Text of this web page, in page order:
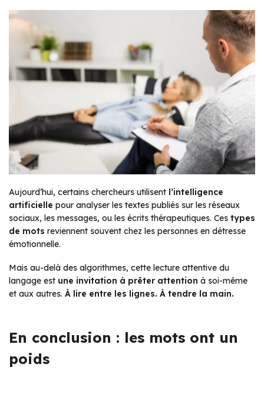
Aujourd’hui, certains chercheurs utilisent l’intelligence
artificielle pour analyser les textes publiés sur les réseaux
sociaux, les messages, ou les écrits thérapeutiques. Ces types
de mots reviennent souvent chez les personnes en détresse
émotionnelle.
Mais au-delà des algorithmes, cette lecture attentive du
langage est une invitation à prêter attention à soi-même
et aux autres. À lire entre les lignes. À tendre la main.
En conclusion : les mots ont un
poids